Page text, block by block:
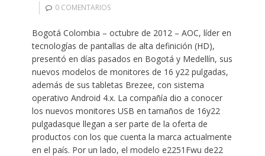
0 COMENTARIOS
Bogotá Colombia – octubre de 2012 – AOC, líder en
tecnologías de pantallas de alta definición (HD),
presentó en días pasados en Bogotá y Medellín, sus
nuevos modelos de monitores de 16 y22 pulgadas,
además de sus tabletas Brezee, con sistema
operativo Android 4.x. La compañía dio a conocer
los nuevos monitores USB en tamaños de 16y22
pulgadasque llegan a ser parte de la oferta de
productos con los que cuenta la marca actualmente
en el país. Por un lado, el modelo e2251Fwu de22